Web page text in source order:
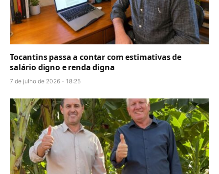
Tocantins passa a contar com estimativas de
salário digno e renda digna
7 de julho de 2026 - 18:25